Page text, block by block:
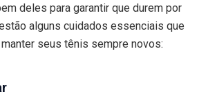
deles para garantir que durem por
alguns cuidados essenciais que
seus tênis sempre novos: